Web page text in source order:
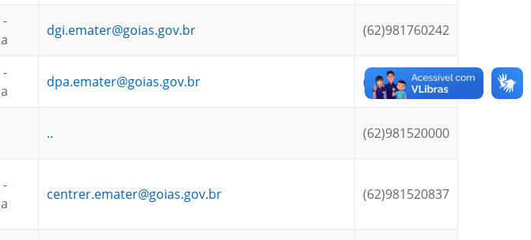
-
dgi.emater@goias.gov.br (62)981760242
-
dpa.emater@goias.gov.br (62)984831410
.. (62)981520000
-
centrer.emater@goias.gov.br (62)981520837